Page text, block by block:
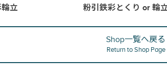
立 粉引鉄彩とくり or 輪
Shop一覧へ戻る
Return to Shop Page